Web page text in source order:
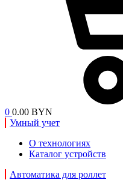
0 0.00 BYN
Умный учет
О технологиях
Каталог устройств
Автоматика для роллет